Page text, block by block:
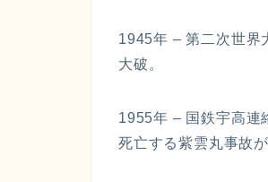
1945年 – 第二次世界
大破。
1955年 – 国鉄宇高連
死亡する紫雲丸事故